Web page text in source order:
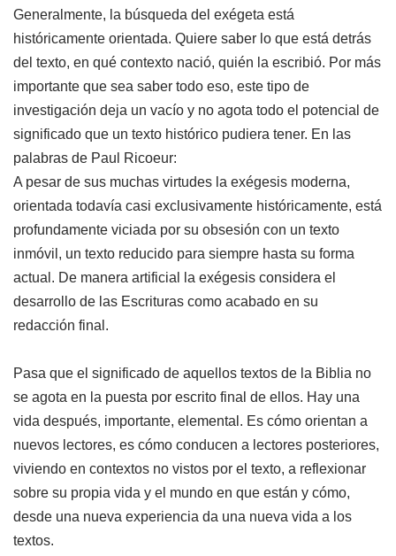
Generalmente, la búsqueda del exégeta está
históricamente orientada. Quiere saber lo que está detrás
del texto, en qué contexto nació, quién la escribió. Por más
importante que sea saber todo eso, este tipo de
investigación deja un vacío y no agota todo el potencial de
significado que un texto histórico pudiera tener. En las
palabras de Paul Ricoeur:
A pesar de sus muchas virtudes la exégesis moderna,
orientada todavía casi exclusivamente históricamente, está
profundamente viciada por su obsesión con un texto
inmóvil, un texto reducido para siempre hasta su forma
actual. De manera artificial la exégesis considera el
desarrollo de las Escrituras como acabado en su
redacción final.
Pasa que el significado de aquellos textos de la Biblia no
se agota en la puesta por escrito final de ellos. Hay una
vida después, importante, elemental. Es cómo orientan a
nuevos lectores, es cómo conducen a lectores posteriores,
viviendo en contextos no vistos por el texto, a reflexionar
sobre su propia vida y el mundo en que están y cómo,
desde una nueva experiencia da una nueva vida a los
textos.